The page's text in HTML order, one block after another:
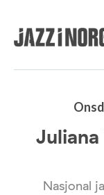
Nasjonal